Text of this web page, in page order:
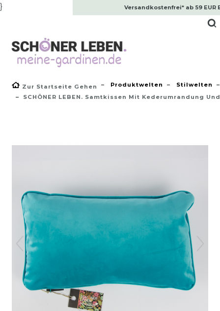
} Versandkostenfrei* ab 59 EUR
Zur Startseite Gehen Produktwelten
Stilwelten
SCHÖNER LEBEN. Samtkissen Mit Kederumrandung